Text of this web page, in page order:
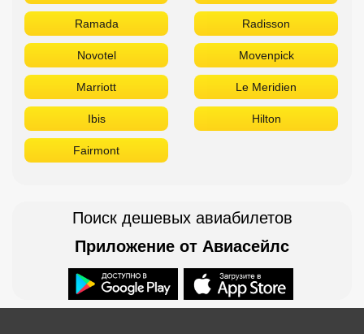
Ramada Radisson
Novotel Movenpick
Marriott Le Meridien
Ibis Hilton
Fairmont
Поиск дешевых авиабилетов
Приложение от Авиасейлс